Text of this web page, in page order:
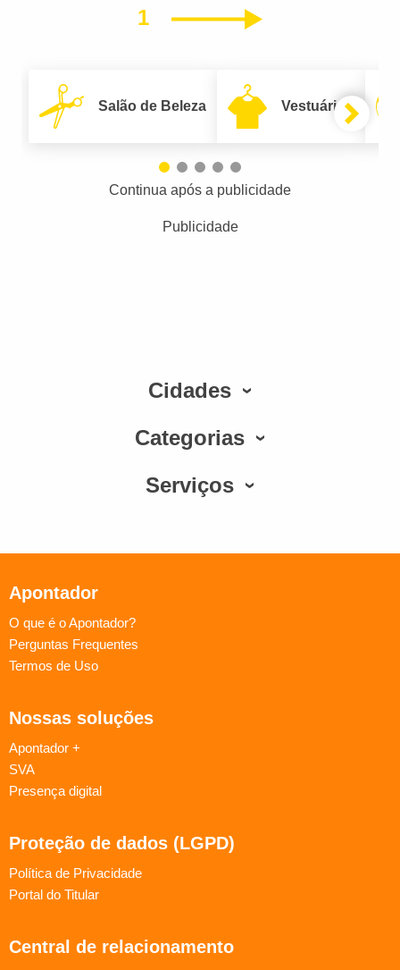
1 Próximo
Salão de Beleza Vestuário
Continua após a publicidade
Publicidade
Cidades
Categorias
Serviços
Apontador
O que é o Apontador?
Perguntas Frequentes
Termos de Uso
Nossas soluções
Apontador +
SVA
Presença digital
Proteção de dados (LGPD)
Política de Privacidade
Portal do Titular
Central de relacionamento